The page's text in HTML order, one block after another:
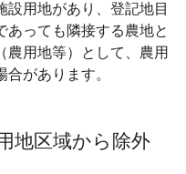
設用地があり、登記地目
あっても隣接する農地と
農用地等）として、農用
があります。
地区域から除外